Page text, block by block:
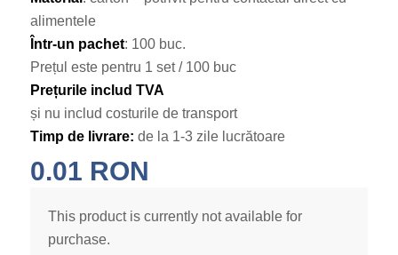
alimentele
Într-un pachet: 100 buc.
Prețul este pentru 1 set / 100 buc
Prețurile includ TVA
și nu includ costurile de transport
Timp de livrare: de la 1-3 zile lucrătoare
0.01 RON
This product is currently not available for
purchase.